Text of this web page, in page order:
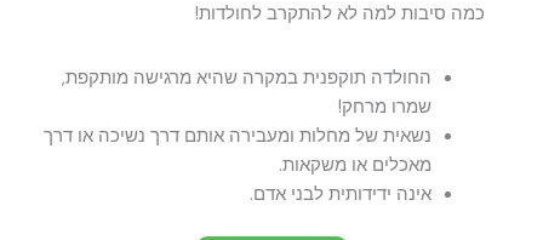
כמה סיבות למה לא להתקרב לחולדות!
החולדה תוקפנית במקרה שהיא מרגישה מותקפת,
שמרו מרחק!
נשאית של מחלות ומעבירה אותם דרך נשיכה או דרך
מאכלים או משקאות.
אינה ידידותית לבני אדם.